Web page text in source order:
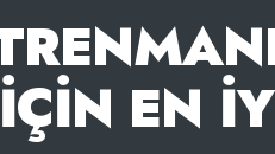
İÇIN EN